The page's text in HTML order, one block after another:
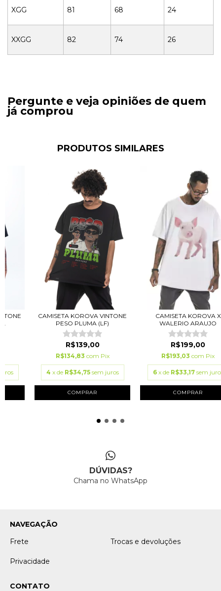
XGG 81 68 24
XXGG 82 74 26
Pergunte e veja opiniões de quem
já comprou
PRODUTOS SIMILARES
CAMISETA KOROVA VINTONE
PESO PLUMA (LF)
R$139,00
R$134,83 com Pix
4 x de R$34,75 sem juros
COMPRAR
CAMISETA KOROVA X
WALERIO ARAUJO
R$199,00
R$193,03 com Pix
6 x de R$33,17 sem
COMPRAR
DÚVIDAS?
Chama no WhatsApp
NAVEGAÇÃO
Frete
Trocas e devoluções
Privacidade
CONTATO